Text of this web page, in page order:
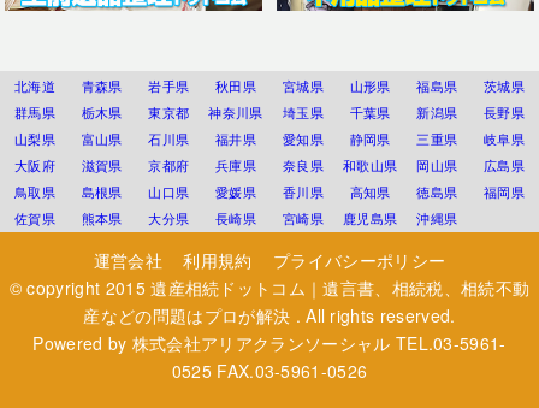
北海道 青森県 岩手県 秋田県 宮城県 山形県 福島県
茨城県
群馬県
栃木県 東京都 神奈川県 埼玉県 千葉県 新潟県
長野県
山梨県
富山県 石川県 福井県 愛知県 静岡県 三重県
岐阜県
大阪府
滋賀県 京都府 兵庫県 奈良県 和歌山県 岡山県
広島県
鳥取県
島根県 山口県 愛媛県 香川県 高知県 徳島県
福岡県
佐賀県
熊本県 大分県 長崎県 宮崎県 鹿児島県 沖縄県
運営会社 利用規約
プライバシーポリシー
© copyright 2015遺産相続ドットコム｜遺言書、相続税、相続不動
産などの問題はプロが解決 . All rights reserved.
Powered by 株式会社アリアクランソーシャル TEL.03-5961-
0525 FAX.03-5961-0526